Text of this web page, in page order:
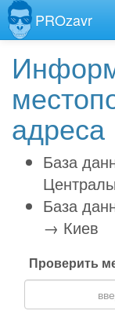
PROzavr
адреса
База
База
→ Киев
Проверить